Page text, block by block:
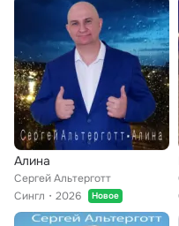
Алина
Сергей Альтерготт
Сингл
2026 Новое